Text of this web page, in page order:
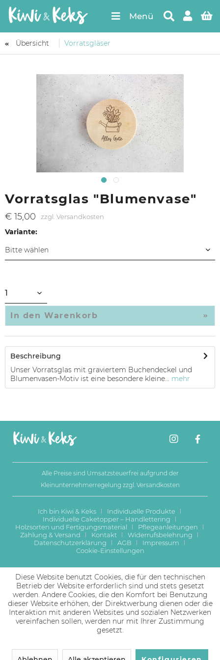
Menü
Übersicht Vorratsgläser
Vorratsglas "Blumenvase"
€ 15,00 zzgl. Versandkosten
Variante:
In den Warenkorb
Beschreibung
Unser Vorratsglas mit graviertem Buchendeckel und
Blumenvasen-Motiv ist eine besondere kleine... mehr
Alle Preise sind Umsatzsteuerfrei aufgrund der
Kleinunternehmerregelung zzgl. Versandkosten
Ich bin Kiwi & Keks
Individuelle Produkte
Individuelle Caketopper – Handlettering
Holzsorten und Fertigungsmaterial
Pflegeanleitungen
Zahlung & Versand
Kontakt
Widerrufsbelehrung
Datenschutzerklärung
AGB
Impressum
Cookie-Einstellungen
Diese Website benutzt Cookies, die für den technischen
Betrieb der Website erforderlich sind und stets gesetzt
werden. Andere Cookies, die den Komfort bei Benutzung
dieser Website erhöhen, der Direktwerbung dienen oder die
Interaktion mit anderen Websites und sozialen Netzwerken
vereinfachen sollen, werden nur mit Ihrer Zustimmung
gesetzt.